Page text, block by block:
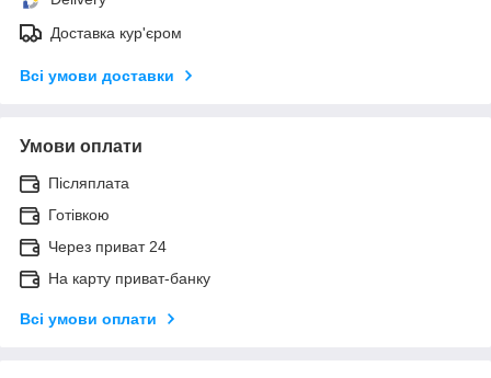
Доставка кур'єром
Всі умови доставки
Умови оплати
Післяплата
Готівкою
Через приват 24
На карту приват-банку
Всі умови оплати